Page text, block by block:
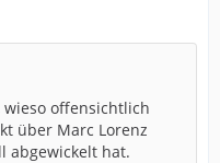
offensichtlich
über Marc Lorenz
abgewickelt hat.